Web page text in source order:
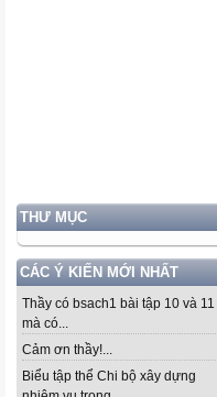
THƯ MỤC
CÁC Ý KIẾN MỚI NHẤT
Thầy có bsach1 bài tập 10 và 11
mà có...
Cảm ơn thầy!...
Biểu tập thể Chi bộ xây dựng